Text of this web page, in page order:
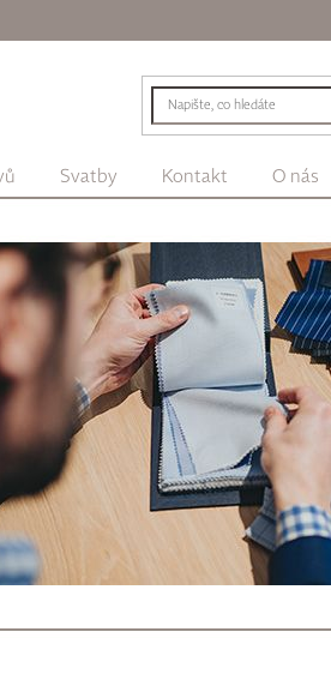
Svatby Kontakt O nás